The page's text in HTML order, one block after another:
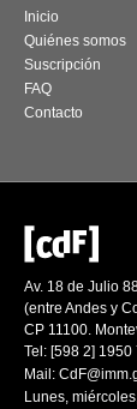
Inicio
Quiénes somos
Suscripción
FAQ
Contacto
Av. 18 de Julio
(entre Andes y
CP 11100.
Tel: [598 2] 1950
Mail:
Lunes,